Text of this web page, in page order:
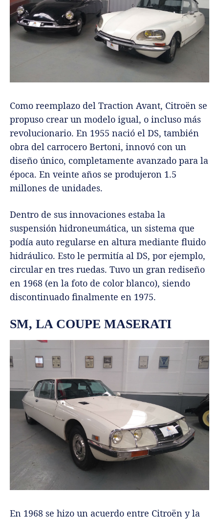
Como reemplazo del Traction Avant, Citroën se
propuso crear un modelo igual, o incluso más
revolucionario. En 1955 nació el DS, también
obra del carrocero Bertoni, innovó con un
diseño único, completamente avanzado para la
época. En veinte años se produjeron 1.5
millones de unidades.
Dentro de sus innovaciones estaba la
suspensión hidroneumática, un sistema que
podía auto regularse en altura mediante fluido
hidráulico. Esto le permitía al DS, por ejemplo,
circular en tres ruedas. Tuvo un gran rediseño
en 1968 (en la foto de color blanco), siendo
discontinuado finalmente en 1975.
SM, LA COUPE MASERATI
En 1968 se hizo un acuerdo entre Citroën y la